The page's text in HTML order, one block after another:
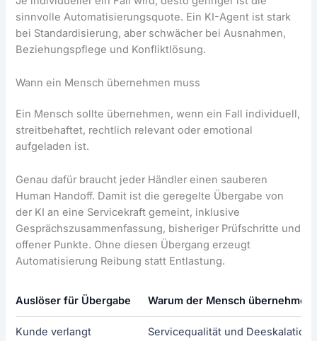
sinnvolle Automatisierungsquote. Ein KI-Agent ist stark
bei Standardisierung, aber schwächer bei Ausnahmen,
Beziehungspflege und Konfliktlösung.
Wann ein Mensch übernehmen muss
Ein Mensch sollte übernehmen, wenn ein Fall individuell,
streitbehaftet, rechtlich relevant oder emotional
aufgeladen ist.
Genau dafür braucht jeder Händler einen sauberen
Human Handoff. Damit ist die geregelte Übergabe von
der KI an eine Servicekraft gemeint, inklusive
Gesprächszusammenfassung, bisheriger Prüfschritte und
offener Punkte. Ohne diesen Übergang erzeugt
Automatisierung Reibung statt Entlastung.
Auslöser für Übergabe Warum der Mensch übernehmen
Kunde verlangt
Servicequalität und Deeskalation